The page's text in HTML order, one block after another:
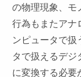
の物理現象、モ
行為もまたアナ
ンピュータで扱
タで扱えるデジ
に変換する必要